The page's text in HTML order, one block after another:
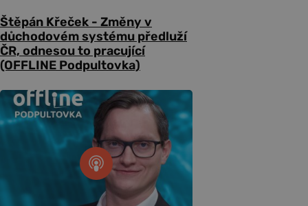
Štěpán Křeček - Změny v
důchodovém systému předluží
ČR, odnesou to pracující
(OFFLINE Podpultovka)